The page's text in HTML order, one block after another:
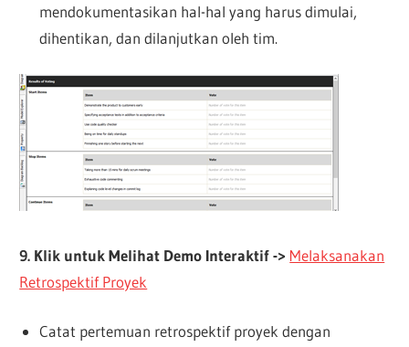
mendokumentasikan hal-hal yang harus dimulai,
dihentikan, dan dilanjutkan oleh tim.
9. Klik untuk Melihat Demo Interaktif -> Melaksanakan
Retrospektif Proyek
Catat pertemuan retrospektif proyek dengan